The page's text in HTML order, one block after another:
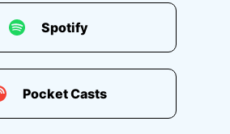
Spotify
Pocket Casts